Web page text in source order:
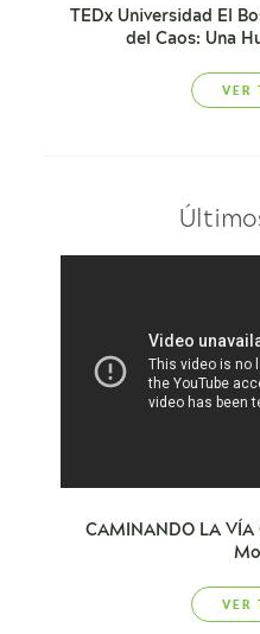
TEDx Universidad El
del Caos: Una
VER
CAMINANDO LA
VER